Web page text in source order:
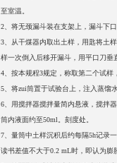
至室温。
2、将无颈漏斗装在支架上，漏斗下
3、从干煤器内取出土样，用匙将土
样一次倒入后移开漏斗，用平口刀
4、按本规程3规定，称取第二个试
5、将zui筒置于试验台上，注入蒸馏
6、用搅拌器搅拌量简内悬液，搅拌
筒内液面约至50ml。刻度处。
7、量筒中土样沉积后约每隔5h记录
读书差值不大于0.2 mL时，即认为